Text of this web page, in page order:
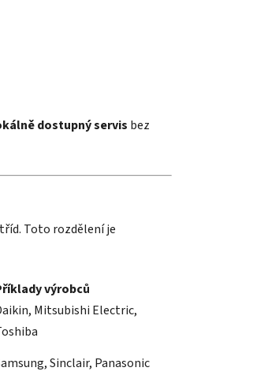
dostupný servis bez
Toto rozdělení je
výrobců
Mitsubishi Electric,
Sinclair, Panasonic